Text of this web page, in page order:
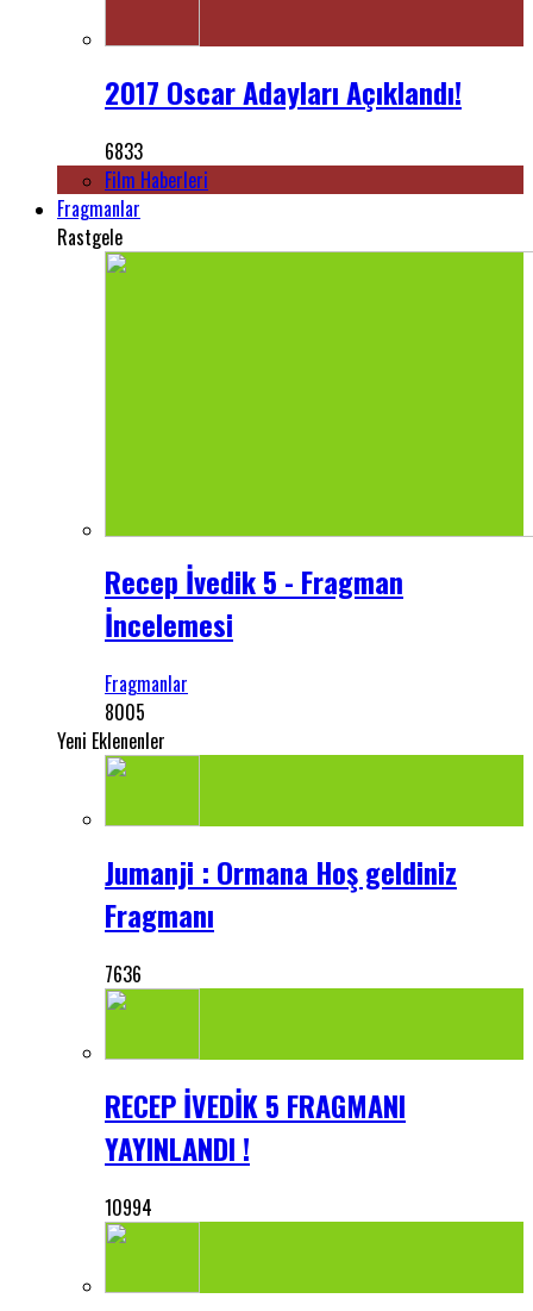
2017 Oscar Adayları Açıklandı!
6833
Film Haberleri
Fragmanlar
Rastgele
Recep İvedik 5 - Fragman
İncelemesi
Fragmanlar
8005
Yeni Eklenenler
Jumanji : Ormana Hoş geldiniz
Fragmanı
7636
RECEP İVEDİK 5 FRAGMANI
YAYINLANDI !
10994